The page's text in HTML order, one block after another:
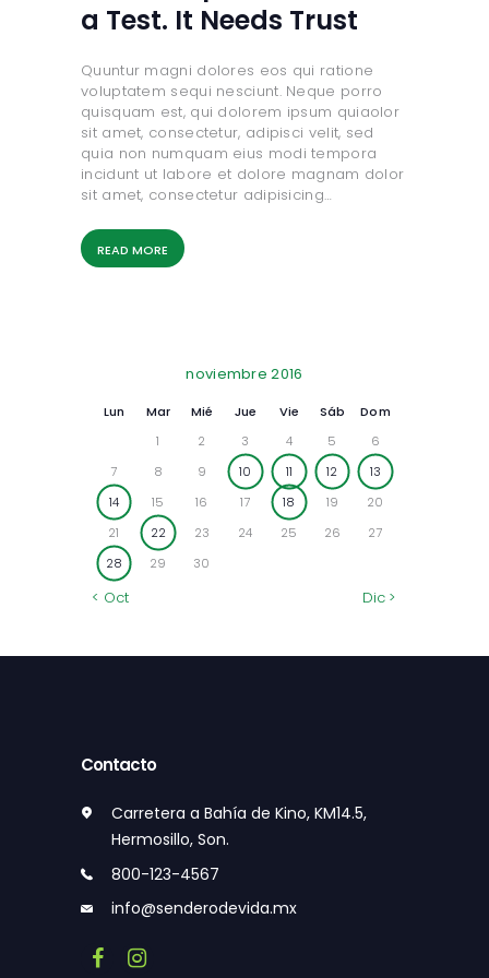
a Test. It Needs Trust
Quuntur magni dolores eos qui ratione
voluptatem sequi nesciunt. Neque porro
quisquam est, qui dolorem ipsum quiaolor
sit amet, consectetur, adipisci velit, sed
quia non numquam eius modi tempora
incidunt ut labore et dolore magnam dolor
sit amet, consectetur adipisicing…
READ MORE
noviembre 2016
Lun Mar Mié Jue Vie Sáb
Dom
1
2 3 4 5
6
7
8 9 10 11 12
13
14
15 16 17 18 19
20
21
22 23 24 25 26
27
28
29 30
« Oct Dic »
Contacto
Carretera a Bahía de Kino, KM14.5,
Hermosillo, Son.
800-123-4567
info@senderodevida.mx